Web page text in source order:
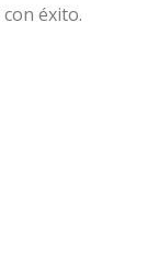
éxito.